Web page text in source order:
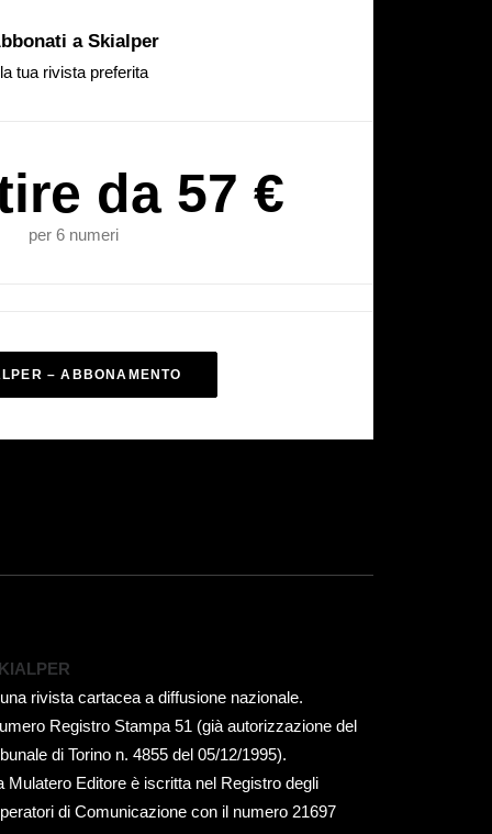
a Skialper
la tua rivista preferita
da 57 €
per 6 numeri
– ABBONAMENTO
rivista cartacea a diffusione nazionale.
Registro Stampa 51 (già autorizzazione del
di Torino n. 4855 del 05/12/1995).
Mulatero Editore è iscritta nel Registro degli
di Comunicazione con il numero 21697